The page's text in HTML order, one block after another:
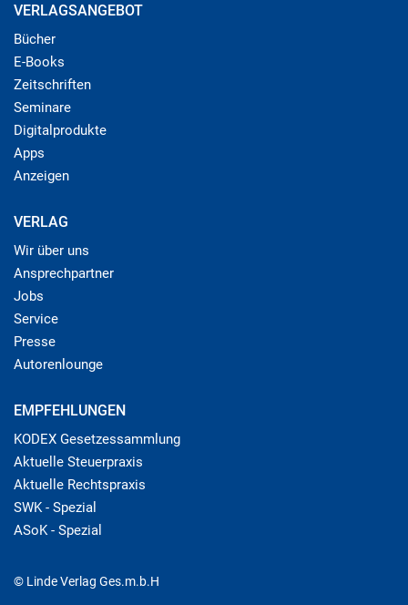
VERLAGSANGEBOT
Bücher
E-Books
Zeitschriften
Seminare
Digitalprodukte
Apps
Anzeigen
VERLAG
Wir über uns
Ansprechpartner
Jobs
Service
Presse
Autorenlounge
EMPFEHLUNGEN
KODEX Gesetzessammlung
Aktuelle Steuerpraxis
Aktuelle Rechtspraxis
SWK - Spezial
ASoK - Spezial
© Linde Verlag Ges.m.b.H